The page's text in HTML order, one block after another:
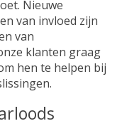
Nieuwe
van invloed zijn
van
klanten graag
hen te helpen bij